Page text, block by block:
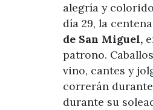
alegría y
día 29, la
de San Miguel,
patrono.
vino, cantes y
correrán
durante su